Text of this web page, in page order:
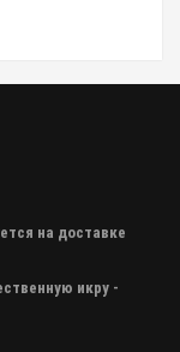
на доставке
икру -